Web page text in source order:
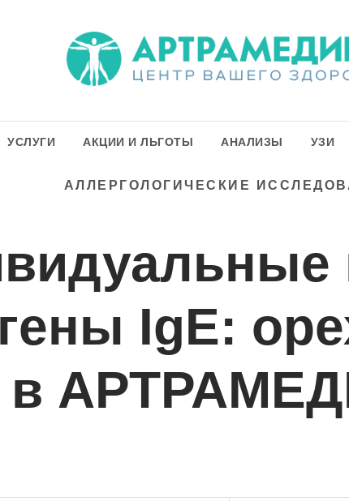
УСЛУГИ АКЦИИ И ЛЬГОТЫ АНАЛИЗЫ УЗИ
АЛЛЕРГОЛОГИЧЕСКИЕ
IgE:
в